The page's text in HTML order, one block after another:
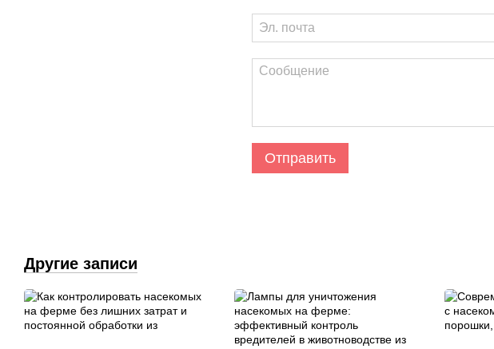
Отправить
Другие записи